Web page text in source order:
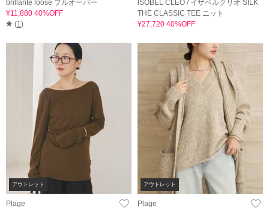
brillante loose プルオーバー
¥11,880 40%OFF
(1)
ISOBEL CLEO / イザベルクリオ SILK
THE CLASSIC TEE ニット
¥27,720 40%OFF
アウトレット
Plage
アウトレット
Plage